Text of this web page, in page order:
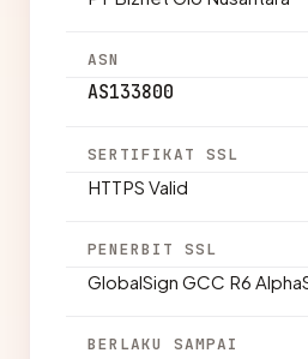
ASN
AS133800
SERTIFIKAT SSL
HTTPS Valid
PENERBIT SSL
GlobalSign GCC R6
BERLAKU SAMPAI